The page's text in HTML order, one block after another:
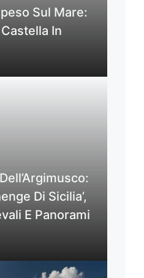
Sul Mare:
In
Di Sicilia’,
E Panorami